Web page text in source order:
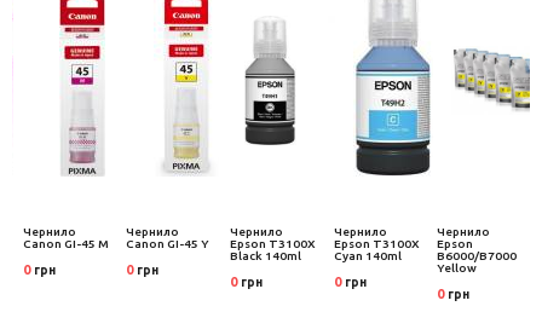
Чернило
Canon GI-45 M
0 грн
Чернило
Canon GI-45 Y
0 грн
Чернило
Epson T3100X
Black 140ml
0 грн
Чернило
Epson T3100X
Cyan 140ml
0 грн
Чернило
Epson
B6000/B7000
Yellow
0 грн